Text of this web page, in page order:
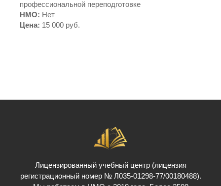
профессиональной переподготовке
НМО: Нет
Цена: 15 000 руб.
Лицензированный учебный центр (лицензия
регистрационный номер № Л035-01298-77/00180488).